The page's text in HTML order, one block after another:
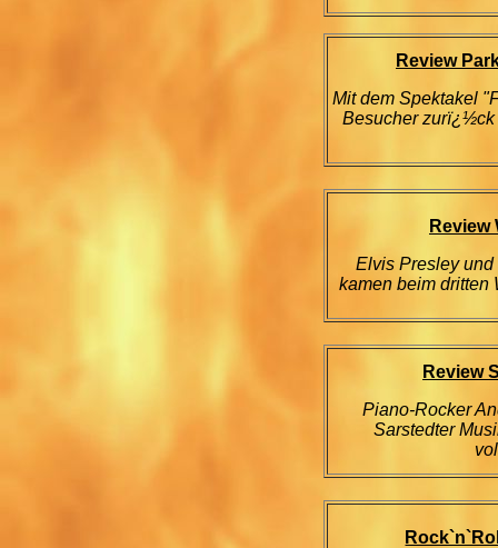
Review
Mit dem Spektakel
Besucher zurï¿½ck
Review
Elvis Presley
kamen beim dritten
Review
Piano-Rocker
Sarstedter